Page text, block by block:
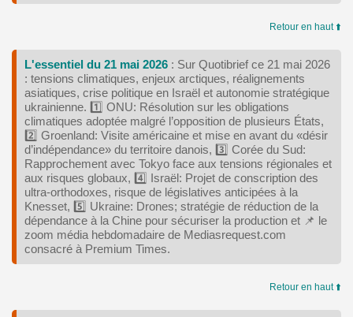
Retour en haut ⬆️
L'essentiel du 21 mai 2026 : Sur Quotibrief ce 21 mai 2026
: tensions climatiques, enjeux arctiques, réalignements
asiatiques, crise politique en Israël et autonomie stratégique
ukrainienne. 1️⃣ ONU: Résolution sur les obligations
climatiques adoptée malgré l’opposition de plusieurs États,
2️⃣ Groenland: Visite américaine et mise en avant du «désir
d’indépendance» du territoire danois, 3️⃣ Corée du Sud:
Rapprochement avec Tokyo face aux tensions régionales et
aux risques globaux, 4️⃣ Israël: Projet de conscription des
ultra‑orthodoxes, risque de législatives anticipées à la
Knesset, 5️⃣ Ukraine: Drones; stratégie de réduction de la
dépendance à la Chine pour sécuriser la production et 📌 le
zoom média hebdomadaire de Mediasrequest.com
consacré à Premium Times.
Retour en haut ⬆️